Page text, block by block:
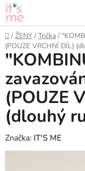
Přejít
na
obsah
Domů
/ ŽENY / Trička /
(POUZE VRCHNÍ DÍL)
(POUZE
(dlouhý
Značka: IT'S ME